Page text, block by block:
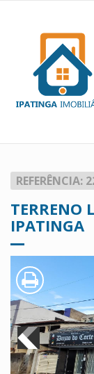
REFERÊNCIA:
TERRENO
IPATINGA